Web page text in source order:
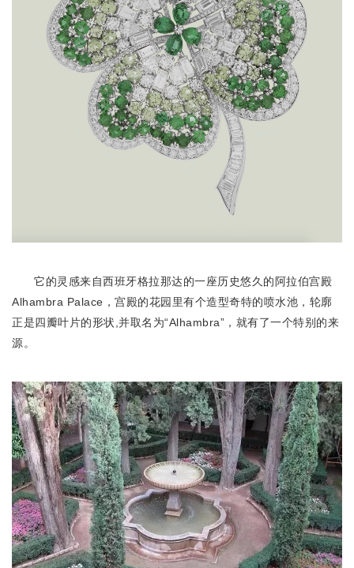
它的灵感来自西班牙格拉那达的一座历史悠久的阿拉伯宫殿
Alhambra Palace，宫殿的花园里有个造型奇特的喷水池，轮廓
正是四瓣叶片的形状,并取名为“Alhambra”，就有了一个特别的来
源。